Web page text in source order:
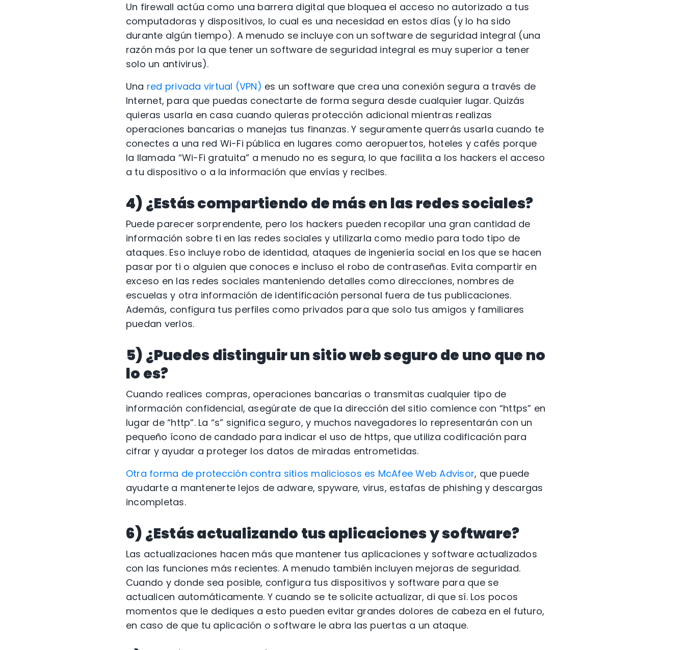
Un firewall actúa como una barrera digital que bloquea el acceso no autorizado a tus
computadoras y dispositivos, lo cual es una necesidad en estos días (y lo ha sido
durante algún tiempo). A menudo se incluye con un software de seguridad integral (una
razón más por la que tener un software de seguridad integral es muy superior a tener
solo un antivirus).
Una red privada virtual (VPN) es un software que crea una conexión segura a través de
Internet, para que puedas conectarte de forma segura desde cualquier lugar. Quizás
quieras usarla en casa cuando quieras protección adicional mientras realizas
operaciones bancarias o manejas tus finanzas. Y seguramente querrás usarla cuando te
conectes a una red Wi-Fi pública en lugares como aeropuertos, hoteles y cafés porque
la llamada “Wi-Fi gratuita” a menudo no es segura, lo que facilita a los hackers el acceso
a tu dispositivo o a la información que envías y recibes.
4) ¿Estás compartiendo de más en las redes sociales?
Puede parecer sorprendente, pero los hackers pueden recopilar una gran cantidad de
información sobre ti en las redes sociales y utilizarla como medio para todo tipo de
ataques. Eso incluye robo de identidad, ataques de ingeniería social en los que se hacen
pasar por ti o alguien que conoces e incluso el robo de contraseñas. Evita compartir en
exceso en las redes sociales manteniendo detalles como direcciones, nombres de
escuelas y otra información de identificación personal fuera de tus publicaciones.
Además, configura tus perfiles como privados para que solo tus amigos y familiares
puedan verlos.
5) ¿Puedes distinguir un sitio web seguro de uno que no
lo es?
Cuando realices compras, operaciones bancarias o transmitas cualquier tipo de
información confidencial, asegúrate de que la dirección del sitio comience con “https” en
lugar de “http”. La “s” significa seguro, y muchos navegadores lo representarán con un
pequeño ícono de candado para indicar el uso de https, que utiliza codificación para
cifrar y ayudar a proteger los datos de miradas entrometidas.
Otra forma de protección contra sitios maliciosos es McAfee Web Advisor, que puede
ayudarte a mantenerte lejos de adware, spyware, virus, estafas de phishing y descargas
incompletas.
6) ¿Estás actualizando tus aplicaciones y software?
Las actualizaciones hacen más que mantener tus aplicaciones y software actualizados
con las funciones más recientes. A menudo también incluyen mejoras de seguridad.
Cuando y donde sea posible, configura tus dispositivos y software para que se
actualicen automáticamente. Y cuando se te solicite actualizar, di que sí. Los pocos
momentos que le dediques a esto pueden evitar grandes dolores de cabeza en el futuro,
en caso de que tu aplicación o software le abra las puertas a un ataque.